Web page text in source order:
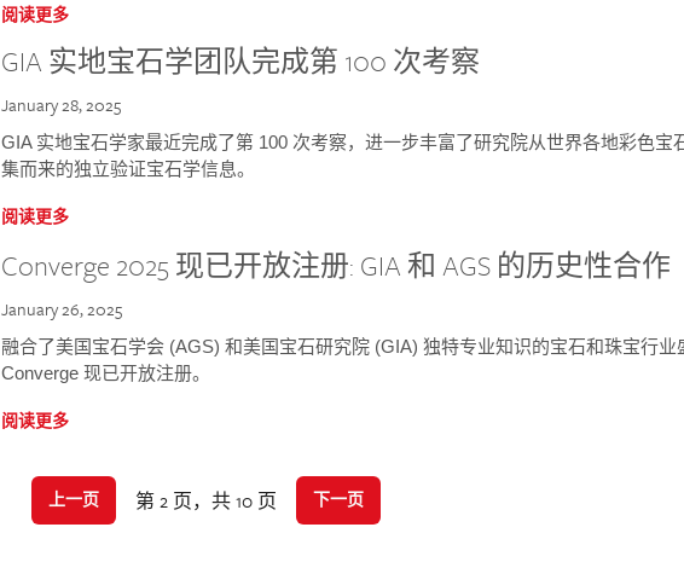
阅读更多
GIA 实地宝石学团队完成第 100 次考察
January 28, 2025
GIA 实地宝石学家最近完成了第 100 次考察，进一步丰富了研究院从世界各地彩色宝
集而来的独立验证宝石学信息。
阅读更多
Converge 2025 现已开放注册: GIA 和 AGS 的历史性合作
January 26, 2025
融合了美国宝石学会 (AGS) 和美国宝石研究院 (GIA) 独特专业知识的宝石和珠宝行业
Converge 现已开放注册。
阅读更多
上一页 第 2 页，共 10 页 下一页